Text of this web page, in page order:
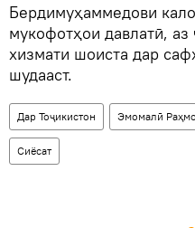
Бердимуҳаммедови
мукофотҳои давлатӣ,
хизмати шоиста дар
шудааст.
Дар Тоҷикистон Эмомалӣ
Сиёсат